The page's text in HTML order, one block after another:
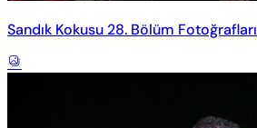
Sandık Kokusu 28. Bölüm Fotoğrafları